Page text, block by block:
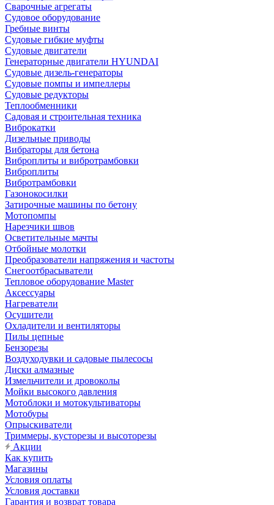
Сварочные агрегаты
Судовое оборудование
Гребные винты
Судовые гибкие муфты
Судовые двигатели
Генераторные двигатели HYUNDAI
Судовые дизель-генераторы
Судовые помпы и импеллеры
Судовые редукторы
Теплообменники
Садовая и строительная техника
Виброкатки
Дизельные приводы
Вибраторы для бетона
Виброплиты и вибротрамбовки
Виброплиты
Вибротрамбовки
Газонокосилки
Затирочные машины по бетону
Мотопомпы
Нарезчики швов
Осветительные мачты
Отбойные молотки
Преобразователи напряжения и частоты
Снегоотбрасыватели
Тепловое оборудование Master
Аксессуары
Нагреватели
Осушители
Охладители и вентиляторы
Пилы цепные
Бензорезы
Воздуходувки и садовые пылесосы
Диски алмазные
Измельчители и дровоколы
Мойки высокого давления
Мотоблоки и мотокультиваторы
Мотобуры
Опрыскиватели
Триммеры, кусторезы и высоторезы
Акции
Как купить
Магазины
Условия оплаты
Условия доставки
Гарантия и возврат товара